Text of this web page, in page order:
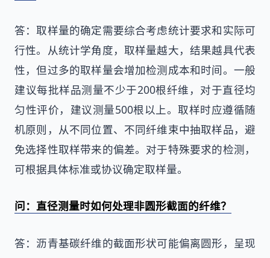
答：取样量的确定需要综合考虑统计要求和实际可
行性。从统计学角度，取样量越大，结果越具代表
性，但过多的取样量会增加检测成本和时间。一般
建议每批样品测量不少于200根纤维，对于直径均
匀性评价，建议测量500根以上。取样时应遵循随
机原则，从不同位置、不同纤维束中抽取样品，避
免选择性取样带来的偏差。对于特殊要求的检测，
可根据具体标准或协议确定取样量。
问：直径测量时如何处理非圆形截面的纤维？
答：沥青基碳纤维的截面形状可能偏离圆形，呈现